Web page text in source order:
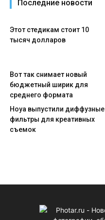
Последние новости
Этот стедикам стоит 10
тысяч долларов
Вот так снимает новый
бюджетный ширик для
среднего формата
Hoya выпустили диффузные
фильтры для креативных
съемок